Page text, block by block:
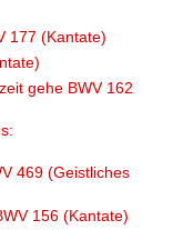
177 (Kantate)
gehe BWV 162
469 (Geistliches
156 (Kantate)